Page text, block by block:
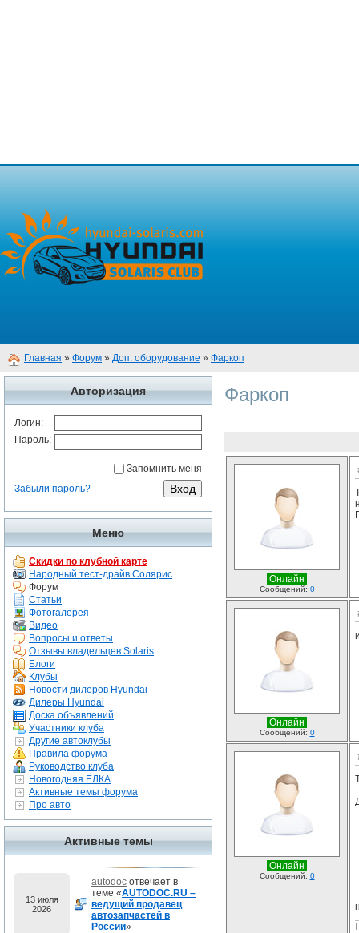
Главная » Форум » Доп. оборудование » Фаркоп
Авторизация
Логин:
Пароль:
Запомнить меня
Забыли пароль?
Меню
Скидки по клубной карте
Народный тест-драйв Солярис
Форум
Статьи
Фотогалерея
Видео
Вопросы и ответы
Отзывы владельцев Solaris
Блоги
Клубы
Новости дилеров Hyundai
Дилеры Hyundai
Доска объявлений
Участники клуба
Другие автоклубы
Правила форума
Руководство клуба
Новогодняя ЁЛКА
Активные темы форума
Про авто
Активные темы
13 июля
2026
autodoc отвечает в
теме «AUTODOC.RU –
ведущий продавец
автозапчастей в
России»
Фаркоп
Онлайн
Сообщений: 0
Онлайн
Сообщений: 0
Онлайн
Сообщений: 0